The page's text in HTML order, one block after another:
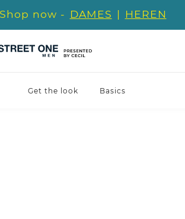
now - DAMES | HEREN
Get the look Basics